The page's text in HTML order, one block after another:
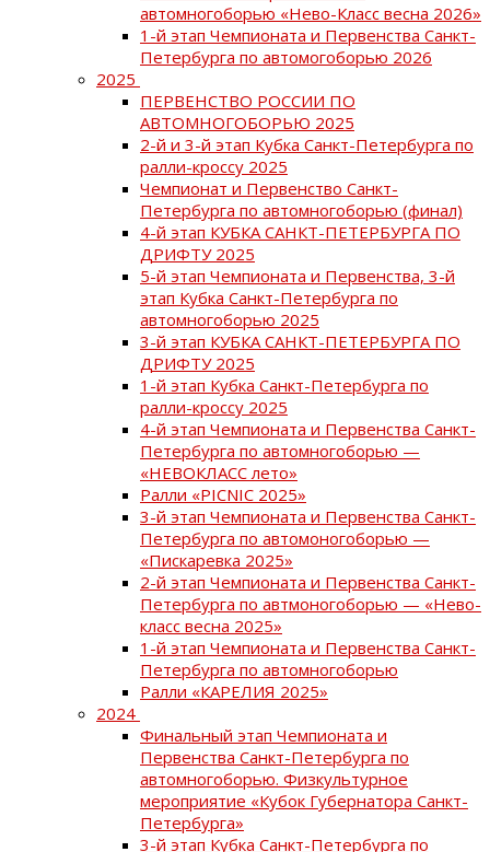
автомногоборью «Нево-Класс весна 2026»
1-й этап Чемпионата и Первенства Санкт-
Петербурга по автомогоборью 2026
2025
ПЕРВЕНСТВО РОССИИ ПО
АВТОМНОГОБОРЬЮ 2025
2-й и 3-й этап Кубка Санкт-Петербурга по
ралли-кроссу 2025
Чемпионат и Первенство Санкт-
Петербурга по автомногоборью (финал)
4-й этап КУБКА САНКТ-ПЕТЕРБУРГА ПО
ДРИФТУ 2025
5-й этап Чемпионата и Первенства, 3-й
этап Кубка Санкт-Петербурга по
автомногоборью 2025
3-й этап КУБКА САНКТ-ПЕТЕРБУРГА ПО
ДРИФТУ 2025
1-й этап Кубка Санкт-Петербурга по
ралли-кроссу 2025
4-й этап Чемпионата и Первенства Санкт-
Петербурга по автомногоборью —
«НЕВОКЛАСС лето»
Ралли «PICNIC 2025»
3-й этап Чемпионата и Первенства Санкт-
Петербурга по автомоногоборью —
«Пискаревка 2025»
2-й этап Чемпионата и Первенства Санкт-
Петербурга по автмоногоборью — «Нево-
класс весна 2025»
1-й этап Чемпионата и Первенства Санкт-
Петербурга по автомногоборью
Ралли «КАРЕЛИЯ 2025»
2024
Финальный этап Чемпионата и
Первенства Санкт-Петербурга по
автомногоборью. Физкультурное
мероприятие «Кубок Губернатора Санкт-
Петербурга»
3-й этап Кубка Санкт-Петербурга по